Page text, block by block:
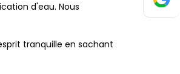
d'eau. Nous
tranquille en sachant